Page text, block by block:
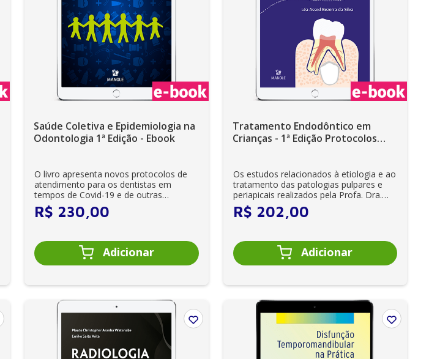
Saúde Coletiva e Epidemiologia na
Odontologia 1ª Edição - Ebook
O livro apresenta novos protocolos de
atendimento para os dentistas em
tempos de Covid-19 e de outras
patologias. É um...
R$ 230 00
Tratamento Endodôntico em
Crianças - 1ª Edição Protocolos
Os estudos relacionados à etiologia e ao
tratamento das patologias pulpares e
periapicais realizados pela Profa. Dra.
Lé...
R$ 202 00